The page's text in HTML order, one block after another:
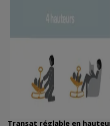
Transat réglable en